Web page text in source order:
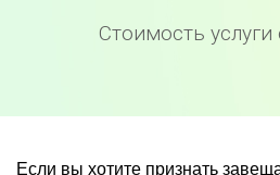
Стоимость
Если вы хотите признать